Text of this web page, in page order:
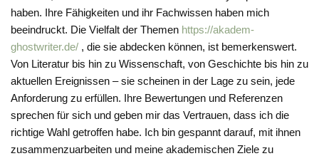
haben. Ihre Fähigkeiten und ihr Fachwissen haben mich
beeindruckt. Die Vielfalt der Themen https://akadem-
ghostwriter.de/ , die sie abdecken können, ist bemerkenswert.
Von Literatur bis hin zu Wissenschaft, von Geschichte bis hin zu
aktuellen Ereignissen – sie scheinen in der Lage zu sein, jede
Anforderung zu erfüllen. Ihre Bewertungen und Referenzen
sprechen für sich und geben mir das Vertrauen, dass ich die
richtige Wahl getroffen habe. Ich bin gespannt darauf, mit ihnen
zusammenzuarbeiten und meine akademischen Ziele zu